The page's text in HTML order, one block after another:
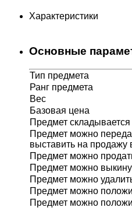
Характеристики
Основные
Тип предмета
Ранг предмета
Вес
Базовая цена
Предмет складывается
Предмет можно
выставить на продажу
Предмет можно
Предмет можно
Предмет можно
Предмет можно
Предмет можно